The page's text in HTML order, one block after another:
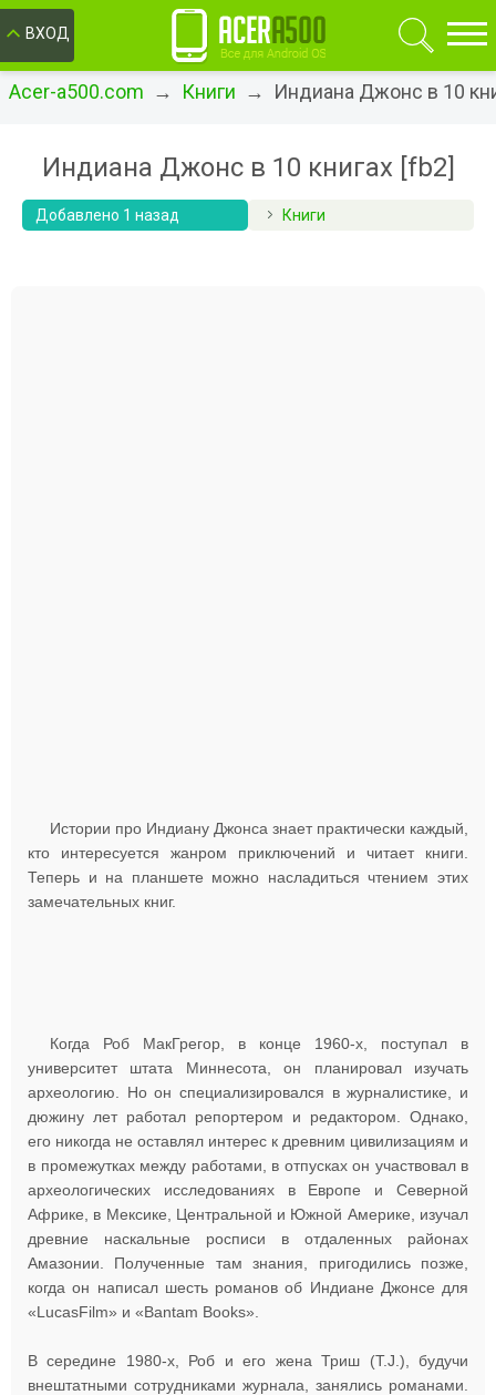
ВХОД
Acer-a500.com → Книги → Индиана Джонс в 10
Индиана Джонс в 10 книгах [fb2]
Добавлено 1 назад Книги
Истории про Индиану Джонса знает практически каждый,
кто интересуется жанром приключений и читает книги.
Теперь и на планшете можно насладиться чтением этих
замечательных книг.
Когда Роб МакГрегор, в конце 1960-х, поступал в
университет штата Миннесота, он планировал изучать
археологию. Но он специализировался в журналистике, и
дюжину лет работал репортером и редактором. Однако,
его никогда не оставлял интерес к древним цивилизациям и
в промежутках между работами, в отпусках он участвовал в
археологических исследованиях в Европе и Северной
Африке, в Мексике, Центральной и Южной Америке, изучал
древние наскальные росписи в отдаленных районах
Амазонии. Полученные там знания, пригодились позже,
когда он написал шесть романов об Индиане Джонсе для
«LucasFilm» и «Bantam Books».
В середине 1980-х, Роб и его жена Триш (T.J.), будучи
внештатными сотрудниками журнала, занялись романами.